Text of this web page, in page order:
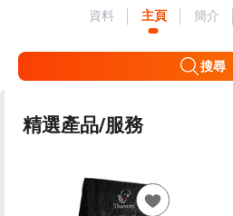
資料 主頁 簡介
搜尋
精選產品/服務